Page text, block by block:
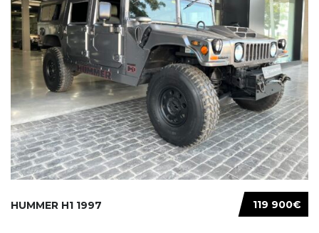
119 900€
HUMMER H1 1997